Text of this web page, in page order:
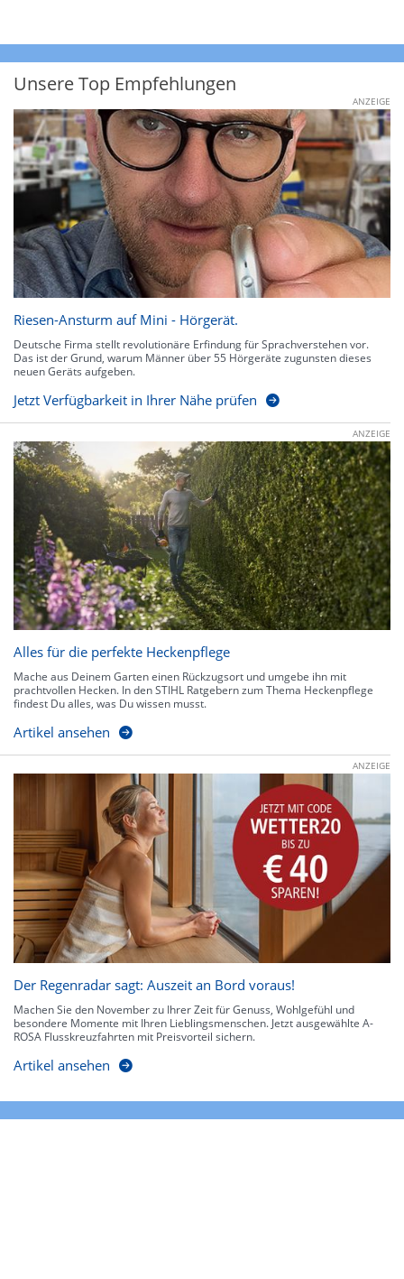
Unsere Top Empfehlungen
ANZEIGE
Riesen-Ansturm auf Mini - Hörgerät.
Deutsche Firma stellt revolutionäre Erfindung für Sprachverstehen vor.
Das ist der Grund, warum Männer über 55 Hörgeräte zugunsten dieses
neuen Geräts aufgeben.
Jetzt Verfügbarkeit in Ihrer Nähe prüfen
ANZEIGE
Alles für die perfekte Heckenpflege
Mache aus Deinem Garten einen Rückzugsort und umgebe ihn mit
prachtvollen Hecken. In den STIHL Ratgebern zum Thema Heckenpflege
findest Du alles, was Du wissen musst.
Artikel ansehen
ANZEIGE
Der Regenradar sagt: Auszeit an Bord voraus!
Machen Sie den November zu Ihrer Zeit für Genuss, Wohlgefühl und
besondere Momente mit Ihren Lieblingsmenschen. Jetzt ausgewählte A-
ROSA Flusskreuzfahrten mit Preisvorteil sichern.
Artikel ansehen